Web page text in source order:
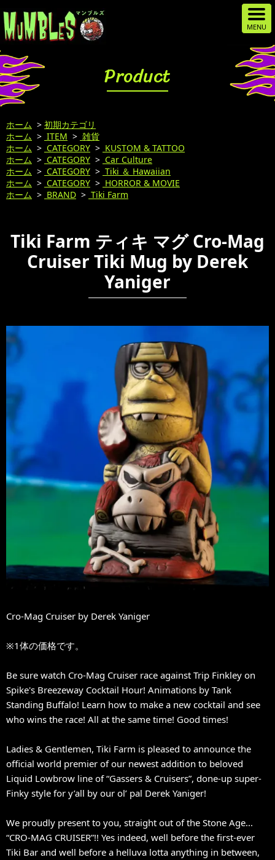
Product
ホーム > 初期カテゴリ
ホーム > ITEM > 雑貨
ホーム > CATEGORY > KUSTOM & TATTOO
ホーム > CATEGORY > Car Culture
ホーム > CATEGORY > Tiki ＆ Hawaiian
ホーム > CATEGORY > HORROR & MOVIE
ホーム > BRAND > Tiki Farm
Tiki Farm ティキ マグ Cro-Mag
Cruiser Tiki Mug by Derek
Yaniger
Cro-Mag Cruiser by Derek Yaniger
※1体の価格です。
Be sure watch Cro-Mag Cruiser race against Trip Finkley on
Spike's Breezeway Cocktail Hour! Animations by Tank
Standing Buffalo! Learn how to make a new cocktail and see
who wins the race! All at the same time! Good times!
Ladies & Gentlemen, Tiki Farm is pleased to announce the
official world premier of our newest addition to beloved
Liquid Lowbrow line of “Gassers & Cruisers”, done-up super-
Finky style for y’all by our ol’ pal Derek Yaniger!
We proudly present to you, straight out of the Stone Age...
“CRO-MAG CRUISER”!! Yes indeed, well before the first-ever
Tiki Bar and well before a helluva lotta anything in between,